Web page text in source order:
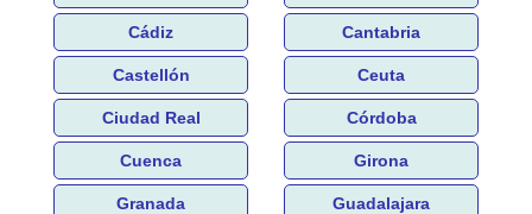
Cádiz Cantabria
Castellón Ceuta
Ciudad Real Córdoba
Cuenca Girona
Granada Guadalajara